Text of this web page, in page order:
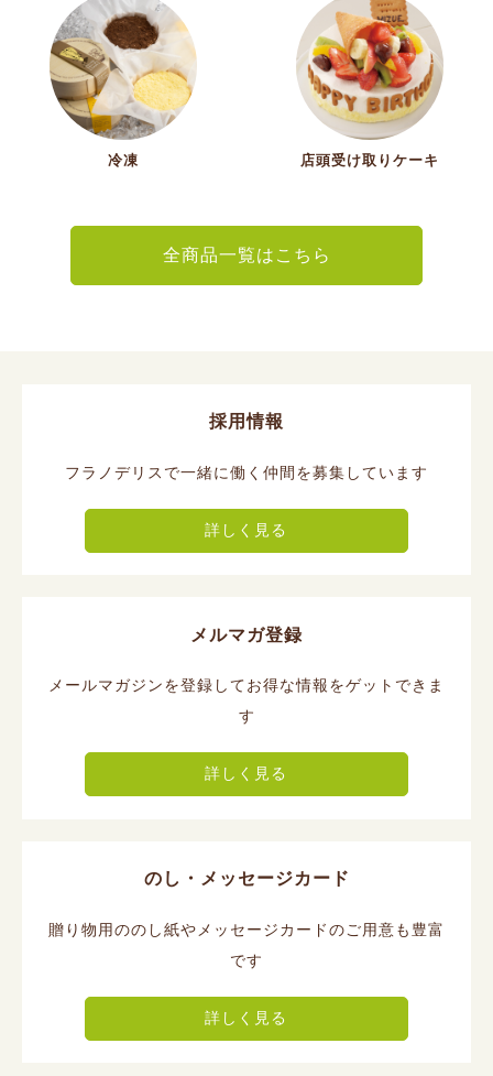
冷凍 店頭受け取りケーキ
全商品一覧はこちら
採用情報
フラノデリスで一緒に働く仲間を募集しています
詳しく見る
メルマガ登録
メールマガジンを登録してお得な情報をゲットできま
す
詳しく見る
のし・メッセージカード
贈り物用ののし紙やメッセージカードのご用意も豊富
です
詳しく見る